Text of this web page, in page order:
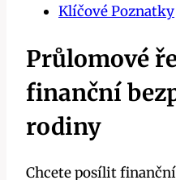
Klíčové Poznatky
Průlomové
finanční
rodiny
Chcete posílit